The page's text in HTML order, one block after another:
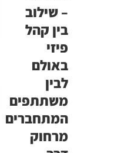
– שילוב
בין קהל
פיזי
באולם
לבין
משתתפים
המתחברים
מרחוק